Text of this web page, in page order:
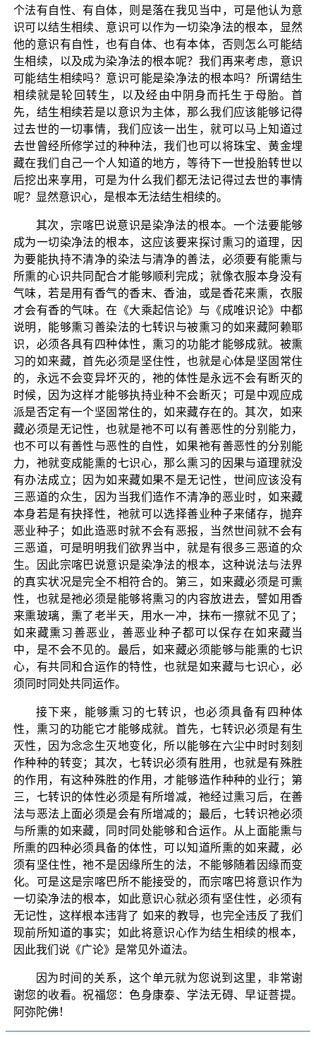
个法有自性、有自体，则是落在我见当中，可是他认为意
识可以结生相续、意识可以作为一切染净法的根本，显然
他的意识有自性，也有自体、也有本体，否则怎么可能结
生相续，以及成为染净法的根本呢？我们再来考虑，意识
可能结生相续吗？意识可能是染净法的根本吗？所谓结生
相续就是轮回转生，以及经由中阴身而托生于母胎。首
先，结生相续若是以意识为主体，那么我们应该能够记得
过去世的一切事情，我们应该一出生，就可以马上知道过
去世曾经所修学过的种种法，我们也可以将珠宝、黄金埋
藏在我们自己一个人知道的地方，等待下一世投胎转世以
后挖出来享用，可是为什么我们都无法记得过去世的事情
呢？显然意识心，是根本无法结生相续的。
其次，宗喀巴说意识是染净法的根本。一个法要能够
成为一切染净法的根本，这应该要来探讨熏习的道理，因
为要能执持不清净的染法与清净的善法，必须要有能熏与
所熏的心识共同配合才能够顺利完成；就像衣服本身没有
气味，若是用有香气的香末、香油，或是香花来熏，衣服
才会有香的气味。在《大乘起信论》与《成唯识论》中都
说明，能够熏习善染法的七转识与被熏习的如来藏阿赖耶
识，必须各具有四种体性，熏习的功能才能够成就。被熏
习的如来藏，首先必须是坚住性，也就是心体是坚固常住
的，永远不会变异坏灭的，祂的体性是永远不会有断灭的
时候，因为这样才能够执持业种不会断灭；可是中观应成
派是否定有一个坚固常住的，如来藏存在的。其次，如来
藏必须是无记性，也就是祂不可以有善恶性的分别能力，
也不可以有善性与恶性的自性，如果祂有善恶性的分别能
力，祂就变成能熏的七识心，那么熏习的因果与道理就没
有办法成立；因为如来藏如果不是无记性，世间应该没有
三恶道的众生，因为当我们造作不清净的恶业时，如来藏
本身若是有抉择性，祂就可以选择善业种子来储存，抛弃
恶业种子；如此造恶时就不会有恶报，当然世间就不会有
三恶道，可是明明我们欲界当中，就是有很多三恶道的众
生。因此宗喀巴说意识是染净法的根本，这种说法与法界
的真实状况是完全不相符合的。第三，如来藏必须是可熏
性，也就是祂必须是能够将熏习的内容放进去，譬如用香
来熏玻璃，熏了老半天，用水一冲，抹布一擦就不见了；
如来藏熏习善恶业，善恶业种子都可以保存在如来藏当
中，是不会不见的。最后，如来藏必须能够与能熏的七识
心，有共同和合运作的特性，也就是如来藏与七识心，必
须同时同处共同运作。
接下来，能够熏习的七转识，也必须具备有四种体
性，熏习的功能它才能够成就。首先，七转识必须是有生
灭性，因为念念生灭地变化，所以能够在六尘中时时刻刻
作种种的转变；其次，七转识必须有胜用，也就是有殊胜
的作用，有这种殊胜的作用，才能够造作种种的业行；第
三，七转识的体性必须是有所增减，祂经过熏习后，在善
法与恶法上面必须是会有所增减的；最后，七转识祂必须
与所熏的如来藏，同时同处能够和合运作。从上面能熏与
所熏的四种必须具备的体性，可以知道所熏的如来藏，必
须有坚住性，祂不是因缘所生的法，不能够随着因缘而变
化。可是这是宗喀巴所不能接受的，而宗喀巴将意识作为
一切染净法的根本，如此意识心就必须有坚住性，必须有
无记性，这样根本违背了 如来的教导，也完全违反了我们
现前所知道的事实；如此将意识心作为结生相续的根本，
因此我们说《广论》是常见外道法。
因为时间的关系，这个单元就为您说到这里，非常谢
谢您的收看。祝福您：色身康泰、学法无碍、早证菩提。
阿弥陀佛！